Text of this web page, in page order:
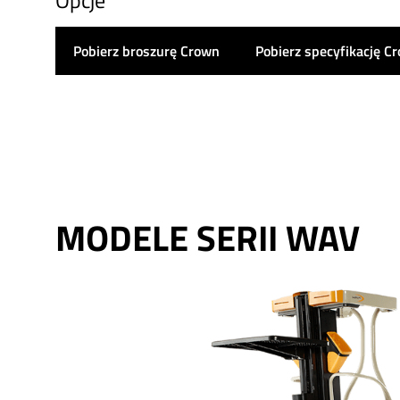
Pobierz broszurę Crown Pobierz specyfikację
MODELE SERII WAV